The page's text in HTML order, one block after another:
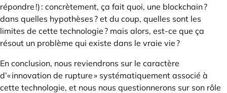
répondre !) : concrètement, ça fait quoi, une blockchain ?
dans quelles hypothèses ? et du coup, quelles sont les
limites de cette technologie ? mais alors, est-ce que ça
résout un problème qui existe dans le vraie vie ?
En conclusion, nous reviendrons sur le caractère
d’« innovation de rupture » systématiquement associé à
cette technologie, et nous nous questionnerons sur son rôle